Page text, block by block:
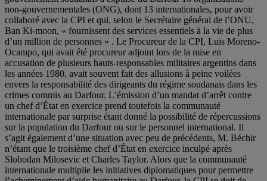
non-gouvernementales (ONG), dont 13 internationales, pour avoir
collaboré avec la CPI et qui, selon le Secrétaire général de l’ONU,
Ban Ki-moon, « fournissent des services essentiels à la vie de plus
d’un million de personnes » . Le Procureur de la CPI, Luis Moreno-
Ocampo, qui avait été procureur adjoint lors de la mise en
accusation de plusieurs hauts-responsables militaires argentins dans
les années 1980, avait souvent fait des allusions à peine voilées
envers la responsabilité des dirigeants du régime soudanais dans les
crimes commis au Darfour. L’émission d’un mandat d’arrêt contre
un chef d’État en exercice prend toutefois la communauté
internationale par surprise étant donné la possibilité de répercussions
sur la population du Darfour ou sur le personnel international. Il
s’agit également d’une situation avec peu de précédents, M. Béchir
n’étant que le troisième chef d’État en exercice inculpé après
Slobodan Milosevic et Charles Taylor. Alors que la communauté
internationale multiplie les initiatives diplomatiques pour permettre